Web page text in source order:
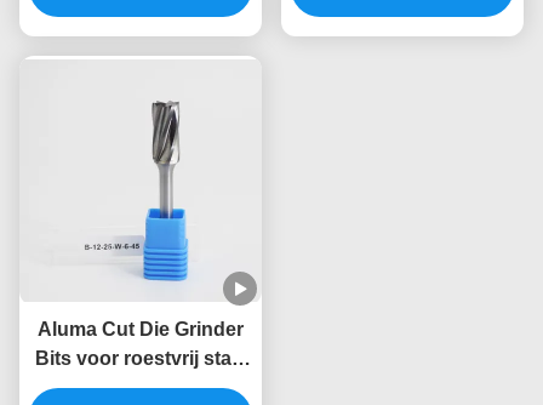
Toughness
Wolframcarbide
Aluma Cut Die Grinder
Bits voor roestvrij staal
metalen verwijdering